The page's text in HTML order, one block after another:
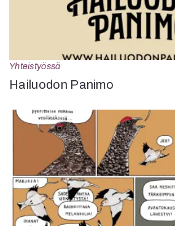
Yhteistyössä
Hailuodon Panimo